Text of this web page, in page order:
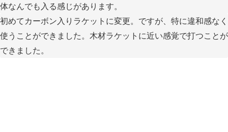
体なんでも入る感じがあります。
初めてカーボン入りラケットに変更。ですが、特に違和感なく
使うことができました。木材ラケットに近い感覚で打つことが
できました。